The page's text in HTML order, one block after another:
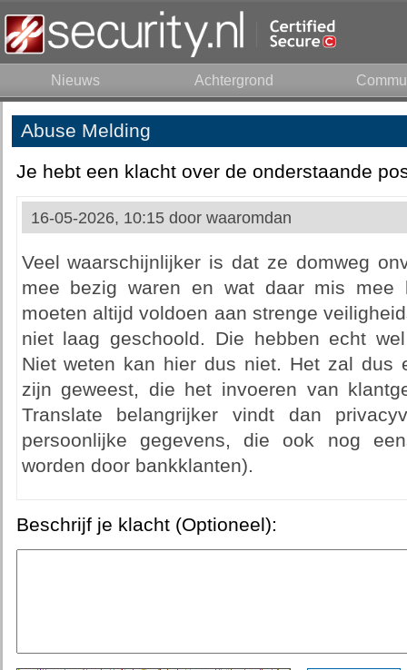
Nieuws Achtergrond
Abuse Melding
Je hebt een klacht over de onderstaande
16-05-2026, 10:15 door waaromdan
Veel waarschijnlijker is dat ze domweg
mee bezig waren en wat daar mis mee
moeten altijd voldoen aan strenge
niet laag geschoold. Die hebben echt
Niet weten kan hier dus niet. Het zal dus
zijn geweest, die het invoeren van
Translate belangrijker vindt dan
persoonlijke gegevens, die ook nog
worden door bankklanten).
Beschrijf je klacht (Optioneel):